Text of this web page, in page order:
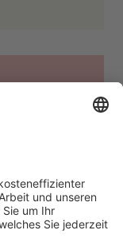
basiert